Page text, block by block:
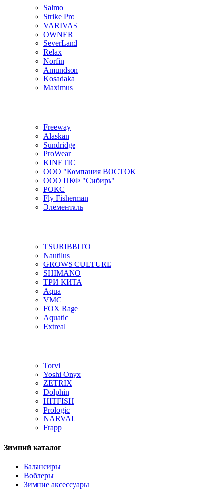
Salmo
Strike Pro
VARIVAS
OWNER
SeverLand
Relax
Norfin
Amundson
Kosadaka
Maximus
Freeway
Alaskan
Sundridge
ProWear
KINETIC
ООО "Компания ВОСТОК
ООО ПКФ "Сибирь"
РОКС
Fly Fisherman
Элементаль
TSURIBBITO
Nautilus
GROWS CULTURE
SHIMANO
ТРИ КИТА
Aqua
VMC
FOX Rage
Aquatic
Extreal
Torvi
Yoshi Onyx
ZETRIX
Dolphin
HITFISH
Prologic
NARVAL
Frapp
Зимний каталог
Балансиры
Воблеры
Зимние аксессуары